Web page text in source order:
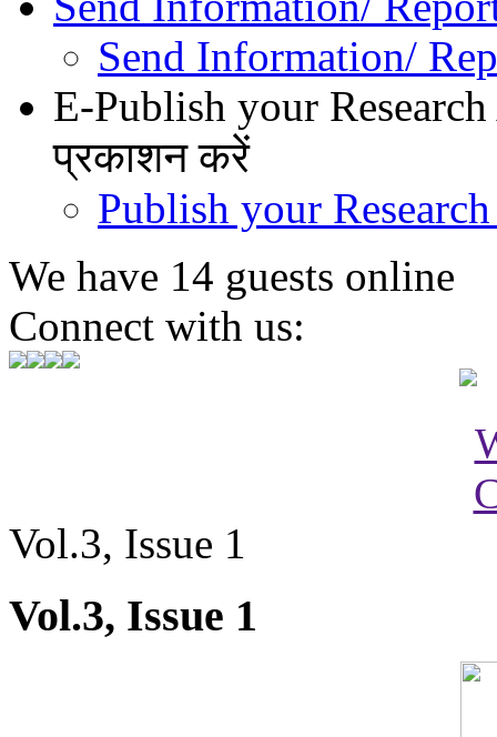
Send Information/
E-Publish your
प्रकाशन करें
Publish your
We have 14 guests online
Connect with us:
Vol.3, Issue 1
Vol.3, Issue 1